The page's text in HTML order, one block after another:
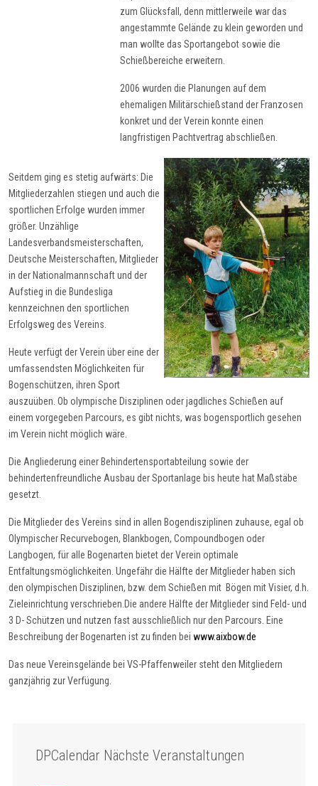
zum Glücksfall, denn mittlerweile war das
angestammte Gelände zu klein geworden und
man wollte das Sportangebot sowie die
Schießbereiche erweitern.
2006 wurden die Planungen auf dem
ehemaligen Militärschießstand der Franzosen
konkret und der Verein konnte einen
langfristigen Pachtvertrag abschließen.
Seitdem ging es stetig aufwärts: Die
Mitgliederzahlen stiegen und auch die
sportlichen Erfolge wurden immer
größer. Unzählige
Landesverbandsmeisterschaften,
Deutsche Meisterschaften, Mitglieder
in der Nationalmannschaft und der
Aufstieg in die Bundesliga
kennzeichnen den sportlichen
Erfolgsweg des Vereins.
Heute verfügt der Verein über eine der
umfassendsten Möglichkeiten für
Bogenschützen, ihren Sport
auszuüben. Ob olympische Disziplinen oder jagdliches Schießen auf
einem vorgegeben Parcours, es gibt nichts, was bogensportlich gesehen
im Verein nicht möglich wäre.
Die Angliederung einer Behindertensportabteilung sowie der
behindertenfreundliche Ausbau der Sportanlage bis heute hat Maßstäbe
gesetzt.
Die Mitglieder des Vereins sind in allen Bogendisziplinen zuhause, egal ob
Olympischer Recurvebogen, Blankbogen, Compoundbogen oder
Langbogen, für alle Bogenarten bietet der Verein optimale
Entfaltungsmöglichkeiten. Ungefähr die Hälfte der Mitglieder haben sich
den olympischen Disziplinen, bzw. dem Schießen mit Bögen mit Visier, d.h.
Zieleinrichtung verschrieben.Die andere Hälfte der Mitglieder sind Feld- und
3 D- Schützen und nutzen fast ausschließlich nur den Parcours. Eine
Beschreibung der Bogenarten ist zu finden bei www.aixbow.de
Das neue Vereinsgelände bei VS-Pfaffenweiler steht den Mitgliedern
ganzjährig zur Verfügung.
DPCalendar Nächste Veranstaltungen